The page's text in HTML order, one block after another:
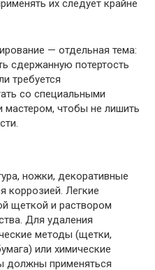
их следует крайне
— отдельная тема:
сдержанную потертость
требуется
со специальными
чтобы не лишить
ножки, декоративные
коррозией. Легкие
щеткой и раствором
Для удаления
методы (щетки,
или химические
должны применяться